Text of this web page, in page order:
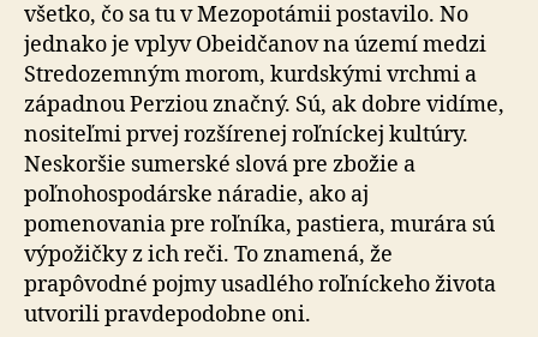
všetko, čo sa tu v Mezopotámii postavilo. No
jednako je vplyv Obeidčanov na území medzi
Stredozemným morom, kurdskými vrchmi a
západnou Perziou značný. Sú, ak dobre vidíme,
nositeľmi prvej rozšírenej roľníckej kultúry.
Neskoršie sumerské slová pre zbožie a
poľnohospodárske náradie, ako aj
pomenovania pre roľníka, pastiera, murára sú
výpožičky z ich reči. To znamená, že
prapôvodné pojmy usadlého roľníckeho života
utvorili pravdepodobne oni.